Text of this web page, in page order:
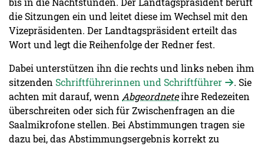
die Sitzungen ein und leitet diese im Wechsel mit den
Vizepräsidenten. Der Landtagspräsident erteilt das
Wort und legt die Reihenfolge der Redner fest.
Dabei unterstützen ihn die rechts und links neben ihm
sitzenden Schriftführerinnen und Schriftführer
. Sie
achten mit darauf, wenn Abgeordneteihre Redezeiten
überschreiten oder sich für Zwischenfragen an die
Saalmikrofone stellen. Bei Abstimmungen tragen sie
dazu bei, das Abstimmungsergebnis korrekt zu